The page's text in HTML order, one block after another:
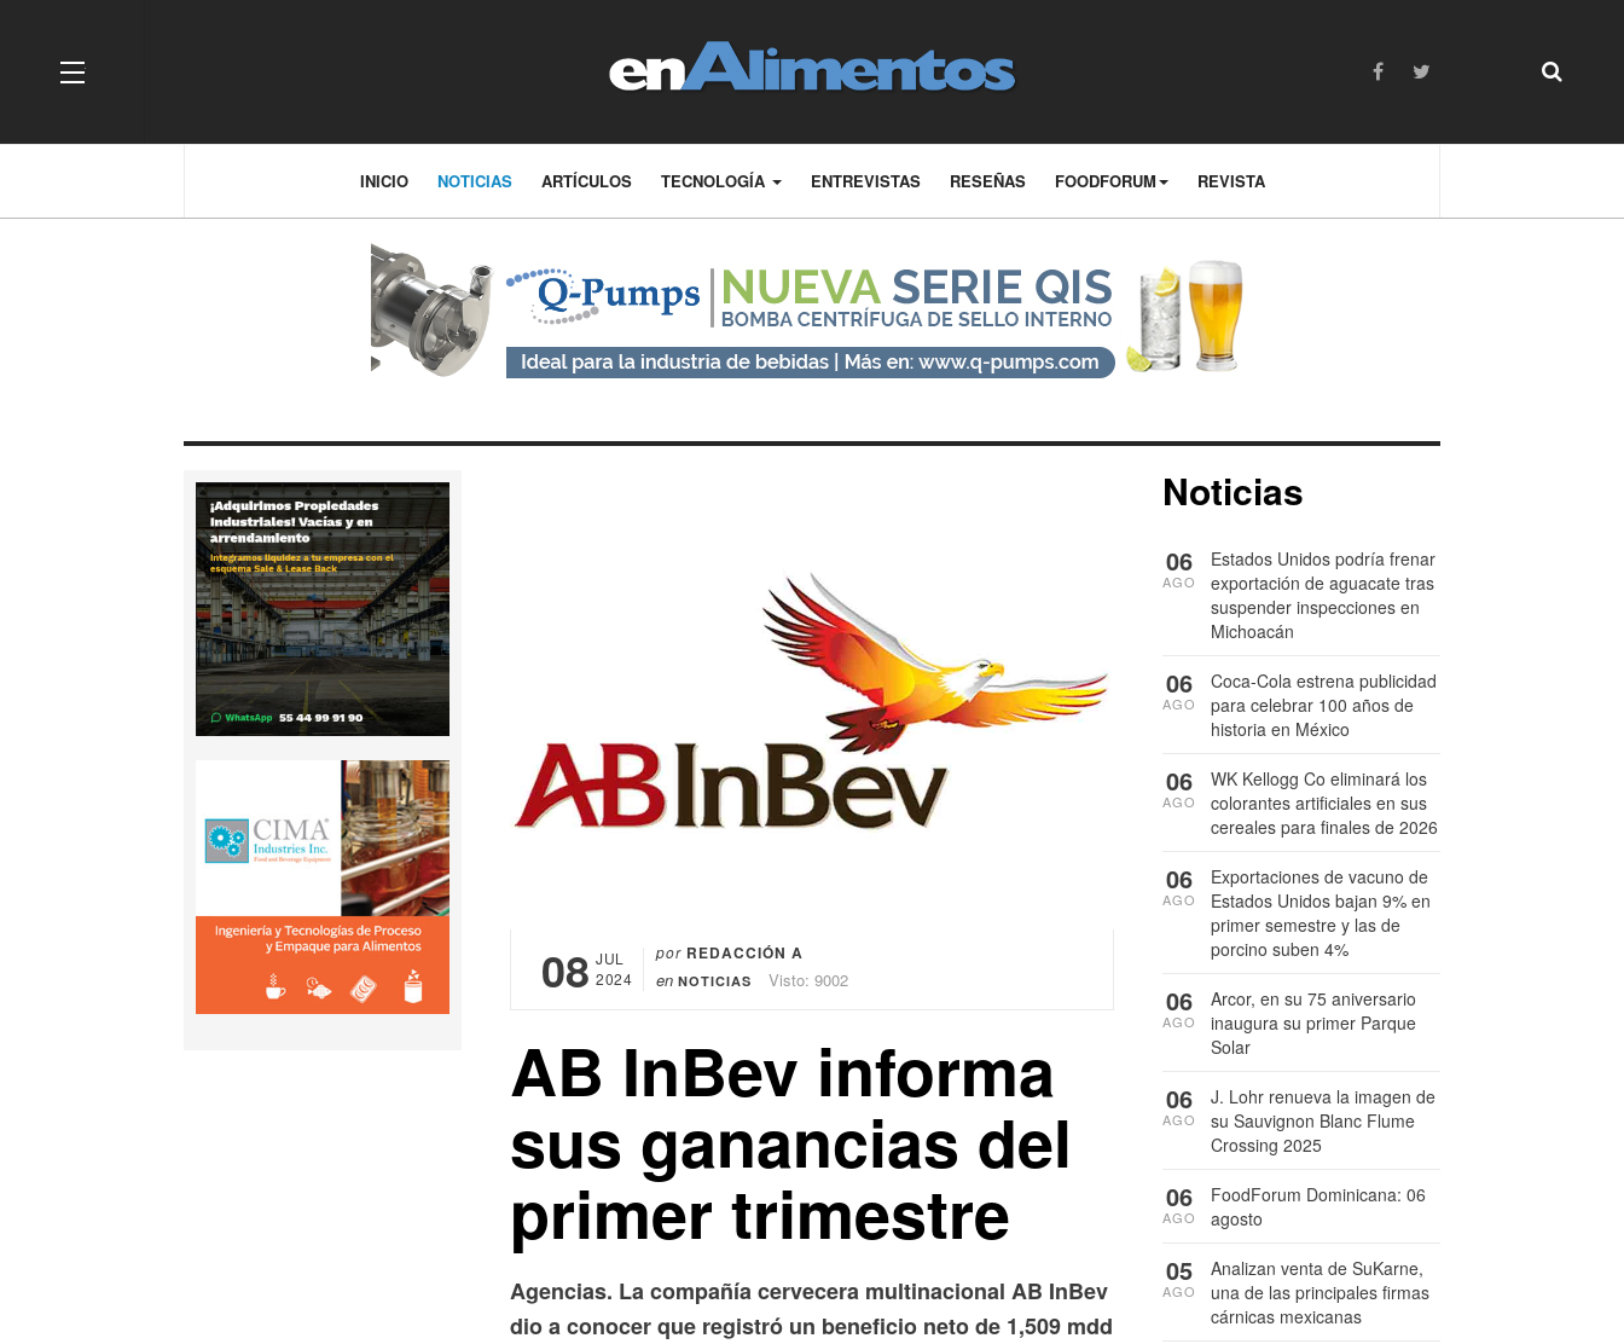
OFF CANVAS
INICIO NOTICIAS ARTÍCULOS TECNOLOGÍA ENTREVISTAS RESEÑAS FOODFORUM REVISTA
08 JUL
2024
por REDACCIÓN A
en NOTICIAS Visto: 9002
AB InBev informa
sus ganancias del
primer trimestre
Agencias. La compañía cervecera multinacional AB InBev
dio a conocer que registró un beneficio neto de 1,509 mdd
Noticias
Estados Unidos podría frenar
exportación de aguacate tras
suspender inspecciones en
Michoacán
06
AGO
Coca-Cola estrena publicidad
para celebrar 100 años de
historia en México
06
AGO
WK Kellogg Co eliminará los
colorantes artificiales en sus
cereales para finales de 2026
06
AGO
Exportaciones de vacuno de
Estados Unidos bajan 9% en
primer semestre y las de
porcino suben 4%
06
AGO
Arcor, en su 75 aniversario
inaugura su primer Parque
Solar
06
AGO
J. Lohr renueva la imagen de
su Sauvignon Blanc Flume
Crossing 2025
06
AGO
FoodForum Dominicana: 06
agosto
06
AGO
Analizan venta de SuKarne,
una de las principales firmas
cárnicas mexicanas
05
AGO